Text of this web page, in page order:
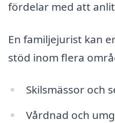
fördelar med att
En familjejurist kan
stöd inom flera
Skilsmässor och
Vårdnad och